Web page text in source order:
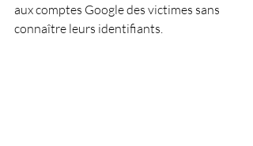
aux comptes Google des victimes sans
connaître leurs identifiants.